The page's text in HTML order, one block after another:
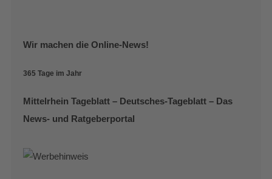
Wir machen die Online-News!
365 Tage im Jahr
Mittelrhein Tageblatt – Deutsches-Tageblatt – Das
News- und Ratgeberportal